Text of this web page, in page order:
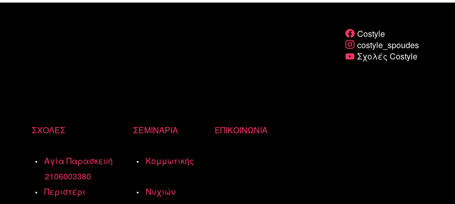
Costyle
costyle_spoudes
Σχολές Costyle
ΣΧΟΛΕΣ
Αγία Παρασκευή
2106003380
Περιστέρι
ΣΕΜΙΝΑΡΙΑ
Κομμωτικής
Νυχιών
ΕΠΙΚΟΙΝΩΝΙΑ